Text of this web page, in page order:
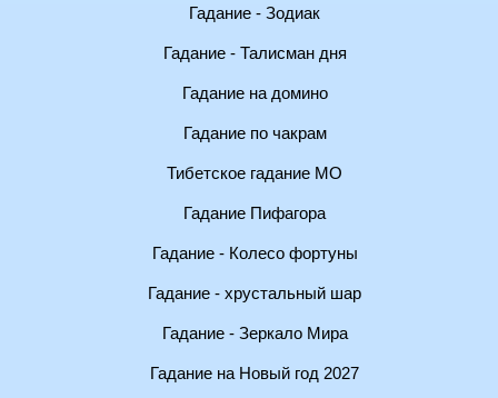
Гадание - Зодиак
Гадание - Талисман дня
Гадание на домино
Гадание по чакрам
Тибетское гадание МО
Гадание Пифагора
Гадание - Колесо фортуны
Гадание - хрустальный шар
Гадание - Зеркало Мира
Гадание на Новый год 2027